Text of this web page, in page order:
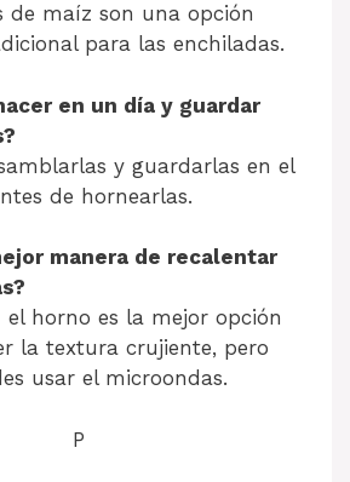
de maíz son una opción
para las enchiladas.
en un día y guardar
y guardarlas en el
de hornearlas.
manera de recalentar
el horno es la mejor opción
la textura crujiente, pero
usar el microondas.
P